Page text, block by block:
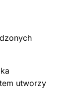
utworzy